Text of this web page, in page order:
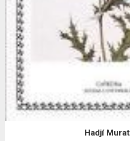
Hadjí Murat